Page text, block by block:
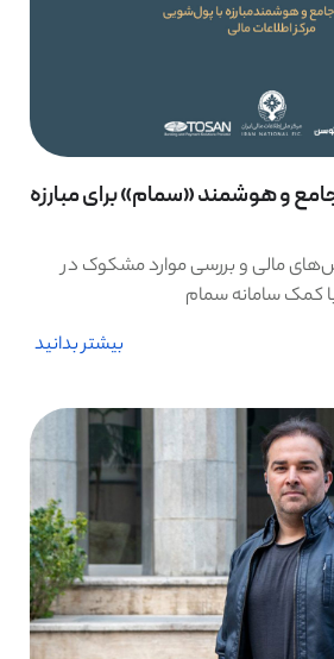
و هوشمند «سمام» برای مبارزه
مالی و بررسی موارد مشکوک در
با کمک سامانه سمام
بیشتر بدانید